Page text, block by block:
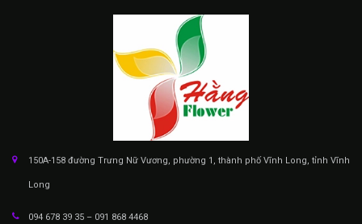
150A-158 đường Trưng Nữ Vương, phường 1, thành phố Vĩnh Long, tỉnh Vĩnh
Long
094 678 39 35 – 091 868 4468